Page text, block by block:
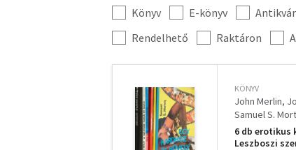
Kategória
szűrés
Könyv E-könyv Antikvár
További
szűrők
Rendelhető Raktáron
KÖNYV
John Merlin
Samuel S.
6 db erotikus
Leszboszi